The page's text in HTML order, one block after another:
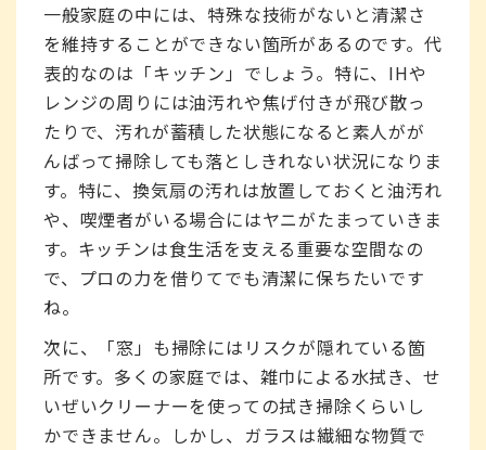
一般家庭の中には、特殊な技術がないと清潔さ
を維持することができない箇所があるのです。代
表的なのは「キッチン」でしょう。特に、IHや
レンジの周りには油汚れや焦げ付きが飛び散っ
たりで、汚れが蓄積した状態になると素人がが
んばって掃除しても落としきれない状況になりま
す。特に、換気扇の汚れは放置しておくと油汚れ
や、喫煙者がいる場合にはヤニがたまっていきま
す。キッチンは食生活を支える重要な空間なの
で、プロの力を借りてでも清潔に保ちたいです
ね。
次に、「窓」も掃除にはリスクが隠れている箇
所です。多くの家庭では、雑巾による水拭き、せ
いぜいクリーナーを使っての拭き掃除くらいし
かできません。しかし、ガラスは繊細な物質で